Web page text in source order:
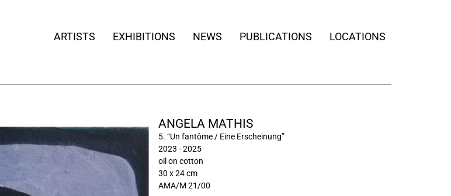
ARTISTS EXHIBITIONS NEWS PUBLICATIONS LOCATIONS
ANGELA MATHIS
5. “Un fantôme / Eine Erscheinung”
2023 - 2025
oil on cotton
30 x 24 cm
AMA/M 21/00